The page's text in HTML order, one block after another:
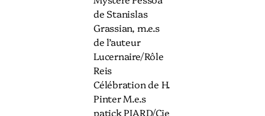
de Stanislas
Grassian, m.e.s
de l’auteur
Lucernaire/Rôle
Reis
Célébration de H.
Pinter M.e.s
patick PIARD/Cie